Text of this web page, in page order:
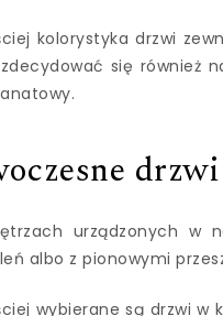
kolorystyka drzwi
się również
urządzonych w
albo z pionowymi
wybierane są drzwi w